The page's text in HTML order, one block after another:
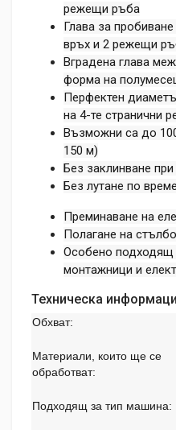
режещи ръба
Глава за
връх и 2 режещи
Вградена глава
форма на
Перфектен
на 4-те странични
Възможни са до
150 м)
Без заклинване
Без лутане по
Преминаване на
Полагане на
Особено подходящ
монтажници и
Техническа
Обхват:
Материали, които ще се
обработват:
Подходящ за тип машина: